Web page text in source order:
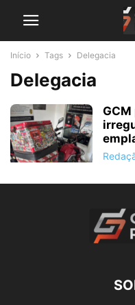
Início Tags Delegacia
Delegacia